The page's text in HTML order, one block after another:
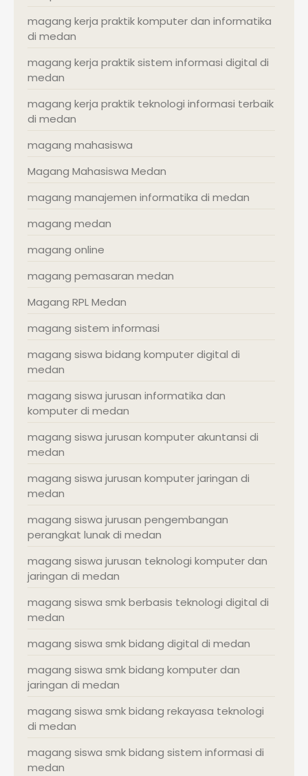
magang kerja praktik komputer dan informatika
di medan
magang kerja praktik sistem informasi digital di
medan
magang kerja praktik teknologi informasi terbaik
di medan
magang mahasiswa
Magang Mahasiswa Medan
magang manajemen informatika di medan
magang medan
magang online
magang pemasaran medan
Magang RPL Medan
magang sistem informasi
magang siswa bidang komputer digital di
medan
magang siswa jurusan informatika dan
komputer di medan
magang siswa jurusan komputer akuntansi di
medan
magang siswa jurusan komputer jaringan di
medan
magang siswa jurusan pengembangan
perangkat lunak di medan
magang siswa jurusan teknologi komputer dan
jaringan di medan
magang siswa smk berbasis teknologi digital di
medan
magang siswa smk bidang digital di medan
magang siswa smk bidang komputer dan
jaringan di medan
magang siswa smk bidang rekayasa teknologi
di medan
magang siswa smk bidang sistem informasi di
medan